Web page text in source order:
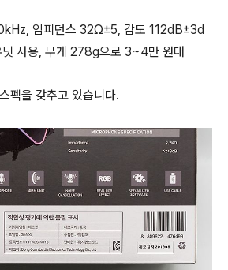
임피던스 32Ω±5, 감도 112dB±3d
사용, 무게 278g으로 3~4만 원대
스펙을 갖추고 있습니다.